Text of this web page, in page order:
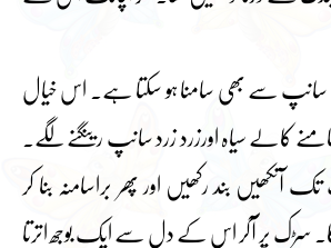
سانپ سے بھی سامنا ہو سکتا ہے۔ اس خیال
کالے سیاہ اورزرد زرد سانپ رینگنے لگے۔
بند رکھیں اور پھر براسامنہ بنا کر
سڑک پر آکر اس کے دل سے ایک بوجھ اترتا